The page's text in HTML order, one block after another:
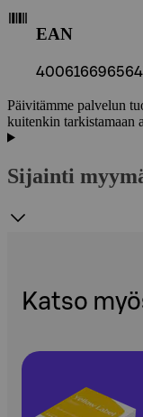
EAN
Päivitämme palvelun
kuitenkin tarkistamaan
Sijainti
Katso